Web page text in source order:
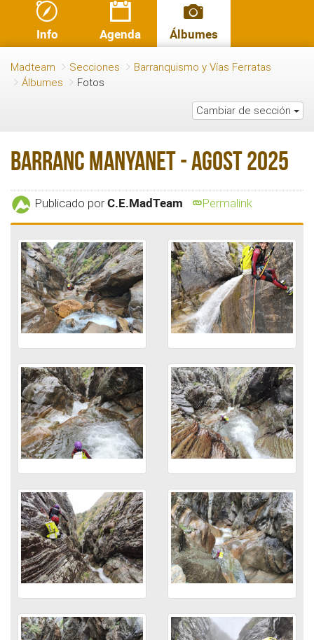
QUIEN SOMOS
HAZTE SOCIO
Info Agenda Álbumes
Madteam Secciones
Barranquismo y Vías Ferratas
Álbumes
Fotos
Cambiar de sección
Barranc Manyanet - Agost 2025
Publicado porC.E.MadTeam Permalink